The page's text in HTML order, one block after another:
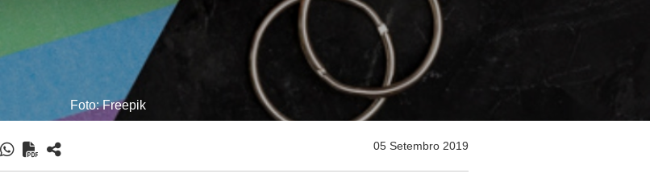
Foto: Freepik
05 Setembro 2019